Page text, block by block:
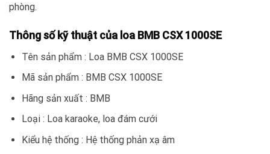
phòng.
Thông số kỹ thuật của loa BMB CSX 1000SE
Tên sản phẩm : Loa BMB CSX 1000SE
Mã sản phẩm : BMB CSX 1000SE
Hãng sản xuất : BMB
Loại : Loa karaoke, loa đám cưới
Kiểu hệ thống : Hệ thống phản xạ âm